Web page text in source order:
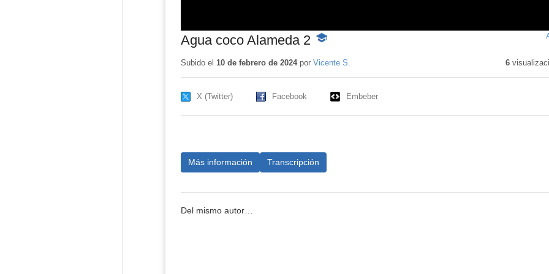
Agua coco Alameda 2 -
educativo
Subido el 10 de febrero de 2024por Vicente S. 6
X (Twitter) Facebook Embeber
Más información Transcripción
Del mismo autor…